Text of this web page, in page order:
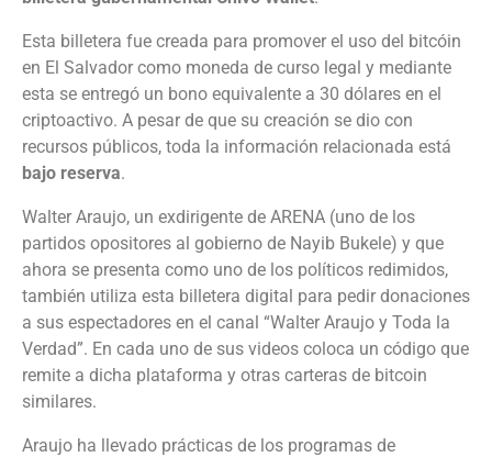
Esta billetera fue creada para promover el uso del bitcóin
en El Salvador como moneda de curso legal y mediante
esta se entregó un bono equivalente a 30 dólares en el
criptoactivo. A pesar de que su creación se dio con
recursos públicos, toda la información relacionada está
bajo reserva.
Walter Araujo, un exdirigente de ARENA (uno de los
partidos opositores al gobierno de Nayib Bukele) y que
ahora se presenta como uno de los políticos redimidos,
también utiliza esta billetera digital para pedir donaciones
a sus espectadores en el canal “Walter Araujo y Toda la
Verdad”. En cada uno de sus videos coloca un código que
remite a dicha plataforma y otras carteras de bitcoin
similares.
Araujo ha llevado prácticas de los programas de